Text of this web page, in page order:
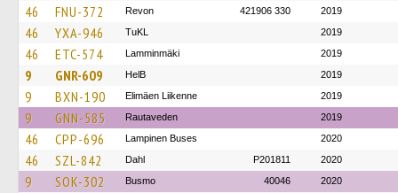
46 FNU-372 Revon 421906 330 2019
46 YXA-946 TuKL 2019
46 ETC-574 Lamminmäki 2019
9 GNR-609 HelB 2019
9 BXN-190 Elimäen Liikenne 2019
9 GNN-585 Rautaveden 2019
46 CPP-696 Lampinen Buses 2020
46 SZL-842 Dahl P201811 2020
9 SOK-302 Busmo 40046 2020